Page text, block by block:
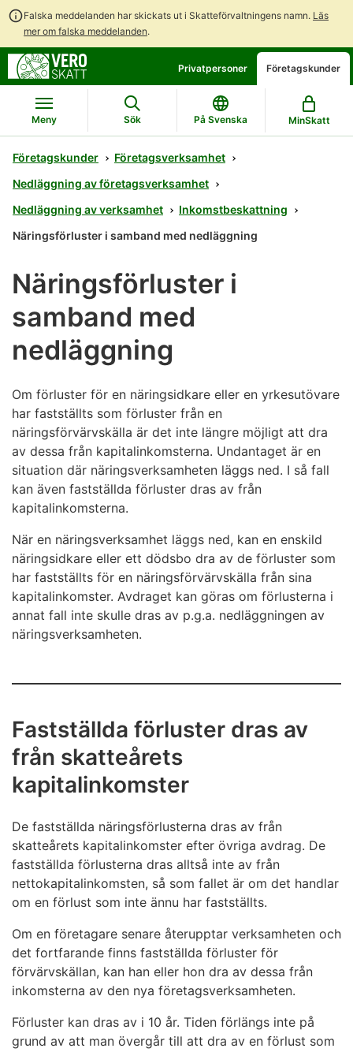
Falska meddelanden har skickats ut i Skatteförvaltningens namn. Läs
mer om falska meddelanden.
direkt
till
innehållet
till
hela
webbplatsens
sökning
Privatpersoner Företagskunder
Meny Sök På Svenska MinSkatt
Företagskunder
Företagsverksamhet
Nedläggning av företagsverksamhet
Nedläggning av verksamhet
Inkomstbeskattning
Näringsförluster i samband med nedläggning
Näringsförluster i
samband med
nedläggning
Om förluster för en näringsidkare eller en yrkesutövare
har fastställts som förluster från en
näringsförvärvskälla är det inte längre möjligt att dra
av dessa från kapitalinkomsterna. Undantaget är en
situation där näringsverksamheten läggs ned. I så fall
kan även fastställda förluster dras av från
kapitalinkomsterna.
När en näringsverksamhet läggs ned, kan en enskild
näringsidkare eller ett dödsbo dra av de förluster som
har fastställts för en näringsförvärvskälla från sina
kapitalinkomster. Avdraget kan göras om förlusterna i
annat fall inte skulle dras av p.g.a. nedläggningen av
näringsverksamheten.
Fastställda förluster dras av
från skatteårets
kapitalinkomster
De fastställda näringsförlusterna dras av från
skatteårets kapitalinkomster efter övriga avdrag. De
fastställda förlusterna dras alltså inte av från
nettokapitalinkomsten, så som fallet är om det handlar
om en förlust som inte ännu har fastställts.
Om en företagare senare återupptar verksamheten och
det fortfarande finns fastställda förluster för
förvärvskällan, kan han eller hon dra av dessa från
inkomsterna av den nya företagsverksamheten.
Förluster kan dras av i 10 år. Tiden förlängs inte på
grund av att man övergår till att dra av en förlust som